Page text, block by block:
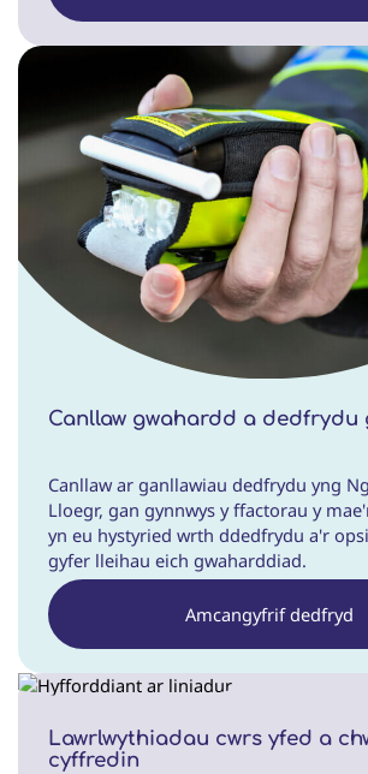
Canllaw gwahardd a dedfrydu
Canllaw ar ganllawiau dedfrydu yng
Lloegr, gan gynnwys y ffactorau y
yn eu hystyried wrth ddedfrydu a'r
gyfer lleihau eich gwaharddiad.
Amcangyfrif dedfryd
Lawrlwythiadau cwrs yfed a
cyffredin